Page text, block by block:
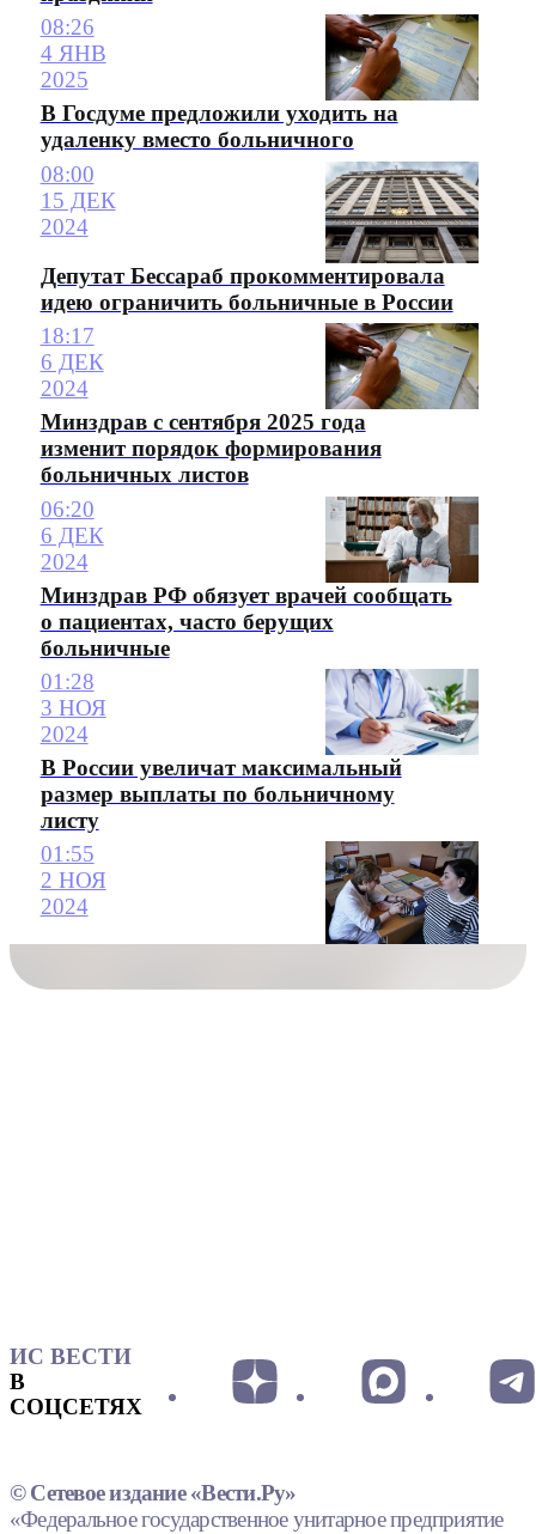
08:26
4 ЯНВ
2025
В Госдуме предложили уходить на
удаленку вместо больничного
08:00
15 ДЕК
2024
Депутат Бессараб прокомментировала
идею ограничить больничные в России
18:17
6 ДЕК
2024
Минздрав с сентября 2025 года
изменит порядок формирования
больничных листов
06:20
6 ДЕК
2024
Минздрав РФ обязует врачей сообщать
о пациентах, часто берущих
больничные
01:28
3 НОЯ
2024
В России увеличат максимальный
размер выплаты по больничному
листу
01:55
2 НОЯ
2024
ИС ВЕСТИ
В
СОЦСЕТЯХ
© Сетевое издание «Вести.Ру»
«Федеральное государственное унитарное предприятие